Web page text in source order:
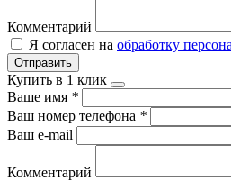
Комментарий
Я согласен на обработку
Отправить
Купить в 1 клик
Ваше имя *
Ваш номер телефона *
Ваш e-mail
Комментарий